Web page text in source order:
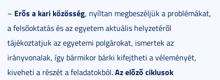
– Erős a kari közösség, nyíltan megbeszéljük a problémákat,
a felsőoktatás és az egyetem aktuális helyzetéről
tájékoztatjuk az egyetemi polgárokat, ismertek az
irányvonalak, így bármikor bárki kifejtheti a véleményét,
kiveheti a részét a feladatokból.Az előző ciklusok